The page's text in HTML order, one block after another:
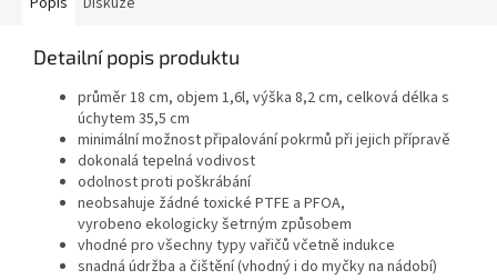
Detailní popis produktu
průměr 18 cm, objem 1,6l, výška 8,2 cm, celková délka s
úchytem 35,5 cm
minimální možnost připalování pokrmů při jejich přípravě
dokonalá tepelná vodivost
odolnost proti poškrábání
neobsahuje žádné toxické PTFE a PFOA,
vyrobeno ekologicky šetrným způsobem
vhodné pro všechny typy vařičů včetně indukce
snadná údržba a čištění (vhodný i do myčky na nádobí)